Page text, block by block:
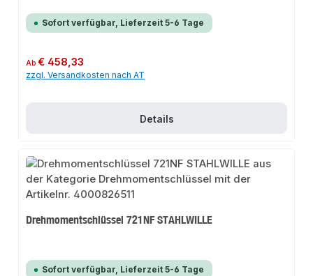
Sofort verfügbar, Lieferzeit 5-6 Tage
Regulärer Preis:
Ab€ 458,33
zzgl. Versandkosten nach AT
Details
Drehmomentschlüssel 721NF STAHLWILLE
Sofort verfügbar, Lieferzeit 5-6 Tage